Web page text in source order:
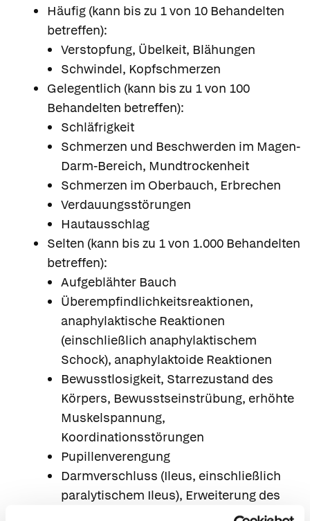
Häufig (kann bis zu 1 von 10 Behandelten
betreffen):
Verstopfung, Übelkeit, Blähungen
Schwindel, Kopfschmerzen
Gelegentlich (kann bis zu 1 von 100
Behandelten betreffen):
Schläfrigkeit
Schmerzen und Beschwerden im Magen-
Darm-Bereich, Mundtrockenheit
Schmerzen im Oberbauch, Erbrechen
Verdauungsstörungen
Hautausschlag
Selten (kann bis zu 1 von 1.000 Behandelten
betreffen):
Aufgeblähter Bauch
Überempfindlichkeitsreaktionen,
anaphylaktische Reaktionen
(einschließlich anaphylaktischem
Schock), anaphylaktoide Reaktionen
Bewusstlosigkeit, Starrezustand des
Körpers, Bewusstseinstrübung, erhöhte
Muskelspannung,
Koordinationsstörungen
Pupillenverengung
Darmverschluss (Ileus, einschließlich
paralytischem Ileus), Erweiterung des
Dickdarms (Megacolon, einschließlich